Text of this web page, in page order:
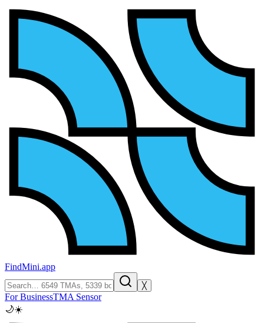
FindMini.app
╳
For BusinessTMA Sensor
🌙☀️